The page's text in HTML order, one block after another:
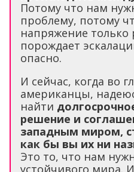
Потому что нам
проблему, потому
напряжение только
порождает
опасно.
И сейчас, когда во
американцы,
найти
решение и
западным миром,
как бы вы их ни
Это то, что нам
устойчивого мира.